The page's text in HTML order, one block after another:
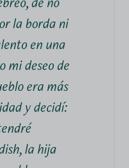
la borda ni
en una
mi deseo de
era más
y decidí:
la hija